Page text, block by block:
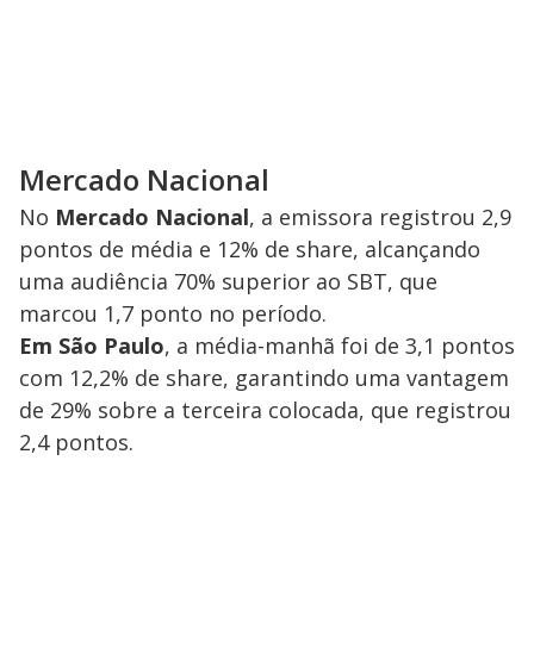
Mercado Nacional
No Mercado Nacional, a emissora registrou 2,9
pontos de média e 12% de share, alcançando
uma audiência 70% superior ao SBT, que
marcou 1,7 ponto no período.
Em São Paulo, a média-manhã foi de 3,1 pontos
com 12,2% de share, garantindo uma vantagem
de 29% sobre a terceira colocada, que registrou
2,4 pontos.